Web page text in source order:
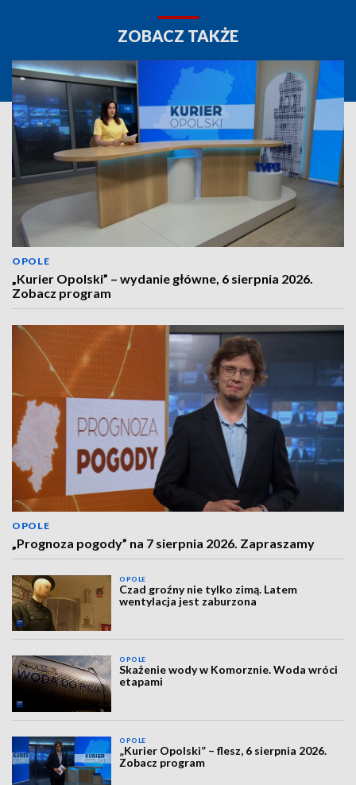
ZOBACZ TAKŻE
OPOLE
„Kurier Opolski” – wydanie główne, 6 sierpnia 2026.
Zobacz program
OPOLE
„Prognoza pogody” na 7 sierpnia 2026. Zapraszamy
OPOLE
Czad groźny nie tylko zimą. Latem
wentylacja jest zaburzona
OPOLE
Skażenie wody w Komorznie. Woda wróci
etapami
OPOLE
„Kurier Opolski” – flesz, 6 sierpnia 2026.
Zobacz program